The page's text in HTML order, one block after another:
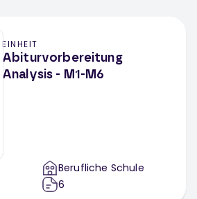
EINHEIT
Abiturvorbereitung
Analysis - M1-M6
Berufliche Schule
6